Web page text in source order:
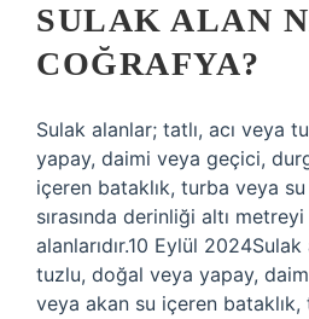
SULAK ALAN
COĞRAFYA?
Sulak alanlar; tatlı, acı veya
yapay, daimi veya geçici,
içeren bataklık, turba veya
sırasında derinliği altı
alanlarıdır.10 Eylül
tuzlu, doğal veya yapay,
veya akan su içeren bataklık,